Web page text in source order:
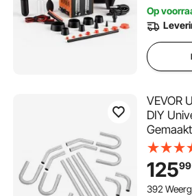
2
boten
Op
VEVOR
DIY
mm
Grote
12599
392